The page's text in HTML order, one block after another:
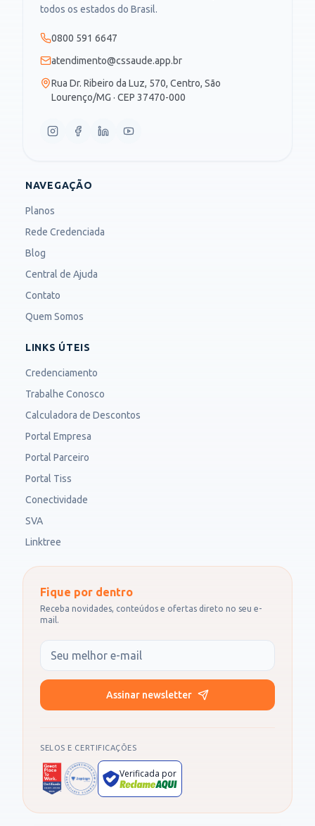
todos os estados do Brasil.
0800 591 6647
atendimento@cssaude.app.br
Rua Dr. Ribeiro da Luz, 570, Centro, São
Lourenço/MG · CEP 37470-000
NAVEGAÇÃO
Planos
Rede Credenciada
Blog
Central de Ajuda
Contato
Quem Somos
LINKS ÚTEIS
Credenciamento
Trabalhe Conosco
Calculadora de Descontos
Portal Empresa
Portal Parceiro
Portal Tiss
Conectividade
SVA
Linktree
Fique por dentro
Receba novidades, conteúdos e ofertas direto no seu e-
mail.
Seu e-mail
Assinar newsletter
SELOS E CERTIFICAÇÕES
Verificada por